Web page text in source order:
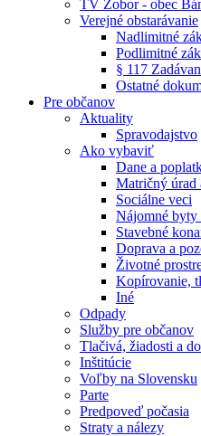
TV Zobor - obec
Verejné obstarávanie
Nadlimitné
Podlimitné
§ 117
Ostatné
Pre občanov
Aktuality
Spravodajstvo
Ako vybaviť
Dane a
Matričný úrad
Sociálne veci
Nájomné byty
Stavebné
Doprava a
Životné
Kopírovanie,
Iné
Odpady
Služby pre občanov
Tlačivá, žiadosti a
Inštitúcie
Voľby na Slovensku
Parte
Predpoveď počasia
Straty a nálezy